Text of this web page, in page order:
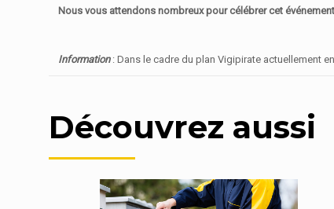
Nous vous attendons nombreux pour célébrer cet
Information: Dans le cadre du plan Vigipirate actuellement
Découvrez aussi